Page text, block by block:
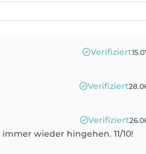
Verifiziert
Verifiziert
Verifiziert
wieder hingehen. 11/10!